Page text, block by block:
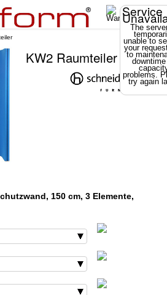
Service
The
unable to
your
to
problems.
try again
KW2 Raumteiler
150 cm, 3 Elemente,